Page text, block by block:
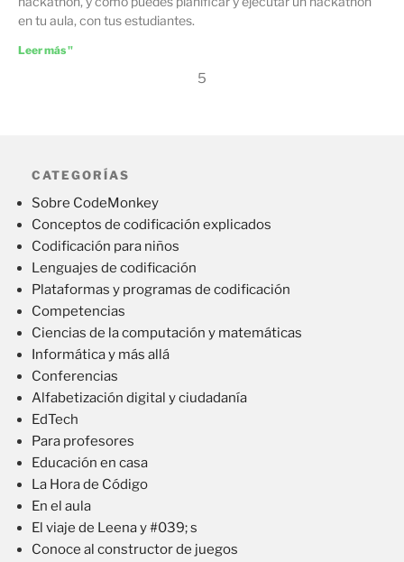
en tu aula, con tus estudiantes.
Leer más "
5
CATEGORÍAS
Sobre CodeMonkey
Conceptos de codificación explicados
Codificación para niños
Lenguajes de codificación
Plataformas y programas de codificación
Competencias
Ciencias de la computación y matemáticas
Informática y más allá
Conferencias
Alfabetización digital y ciudadanía
EdTech
Para profesores
Educación en casa
La Hora de Código
En el aula
El viaje de Leena y #039; s
Conoce al constructor de juegos